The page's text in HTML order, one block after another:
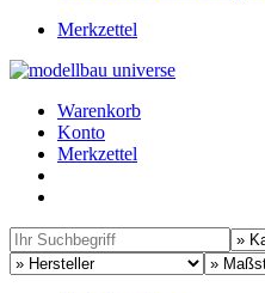
Merkzettel
Warenkorb
Konto
Merkzettel